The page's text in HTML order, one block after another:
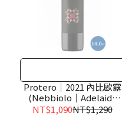
Protero｜2021 內比歐露
(Nebbiolo｜Adelaide
Hills)
NT$1,090NT$1,290